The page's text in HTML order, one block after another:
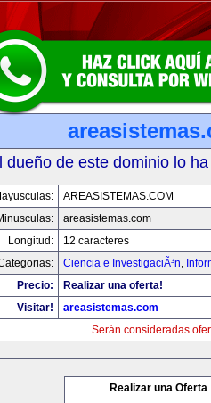
dueño de este dominio lo
AREASISTEMAS.COM
areasistemas.com
Longitud:
12 caracteres
Ciencia e InvestigaciÃ³n,
Precio:
Realizar una oferta!
Visitar!
areasistemas.com
Serán consideradas
Realizar una Oferta